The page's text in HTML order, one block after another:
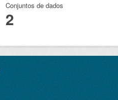
Conjuntos de dados
2